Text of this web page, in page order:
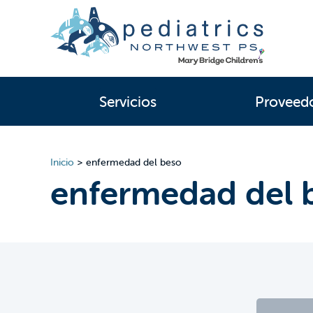
Servicios
Inicio > enfermedad del beso
enfermedad del